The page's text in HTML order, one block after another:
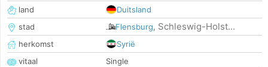
land
Duitsland
stad
Flensburg, Schleswig-Holst...
herkomst
Syrië
vitaal
Single